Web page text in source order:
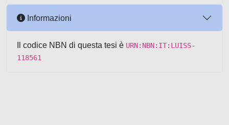
Informazioni
Il codice NBN di questa tesi è URN:NBN:IT:LUISS-
118561